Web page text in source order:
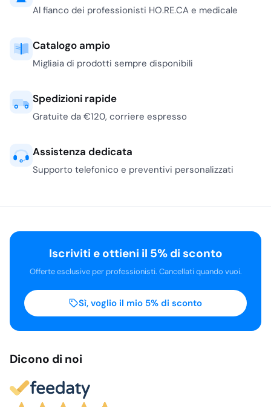
Esplora le soluzioni nella
Carta Forno
antiaderente, ideale per
la cottura di prodotti da
forno e pasticceria,
rotoli. Trova i prodotti
correlati nella categoria
Perché scegliere i
Superpack su
Gevenit?
Superpack su Gevenit, la
tua azienda potrà
beneficiare di:
standard
garantendo sicurezza
e affidabilità.
Al fianco dei professionisti HO.RE.CA e medicale
Catalogo ampio
Migliaia di prodotti sempre disponibili
Spedizioni rapide
Gratuite da €120, corriere espresso
Assistenza dedicata
Supporto telefonico e preventivi personalizzati
Dicono di noi
Iscriviti e ottieni il 5% di sconto
Offerte esclusive per professionisti. Cancellati quando vuoi.
Sì, voglio il mio 5% di sconto